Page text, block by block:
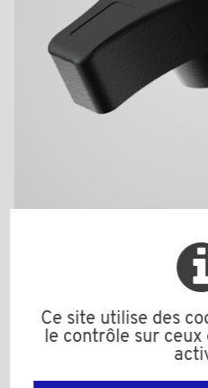
Matière: Polyamide (PA)
Matière secondaire: Acier
d: M6
Ce site utilise des
le contrôle sur ceux